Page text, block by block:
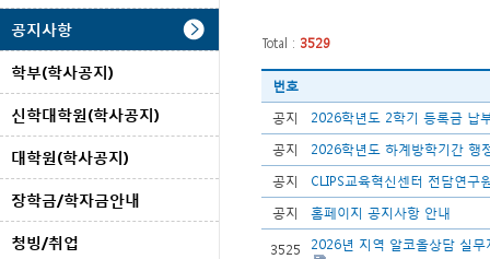
공지사항
학부(학사공지)
신학대학원(학사공지)
대학원(학사공지)
장학금/학자금안내
청빙/취업
Total : 3529
번호
공지
2026학년도 2학기 등록금 납
공지
2026학년도 하계방학기간 행
공지
CLIPS교육혁신센터 전담연구
공지
홈페이지 공지사항 안내
3525 2026년 지역 알코올상담 실